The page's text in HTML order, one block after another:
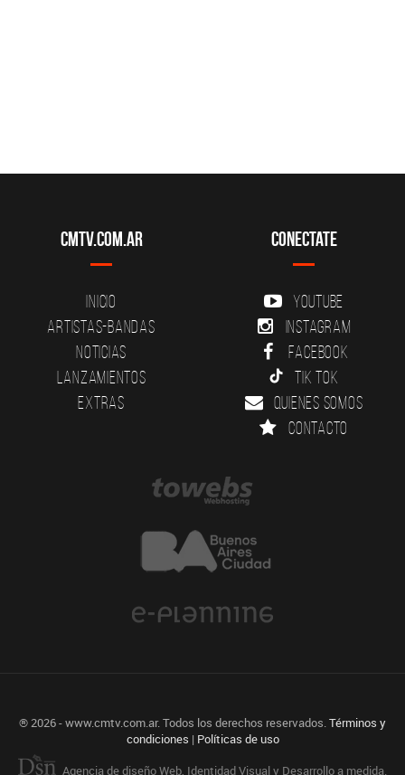
CMTV.com.ar
Inicio
Artistas-Bandas
Noticias
Lanzamientos
Extras
Conectate
YouTube
Instagram
Facebook
Tik Tok
Quienes somos
Contacto
® 2026 - www.cmtv.com.ar. Todos los derechos reservados.Términos y
condiciones | Políticas de uso
Agencia de diseño Web, Identidad Visual y Desarrollo a medida.